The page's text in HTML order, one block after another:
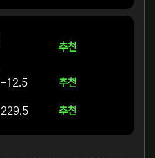
추천
-12.5 추천
229.5 추천